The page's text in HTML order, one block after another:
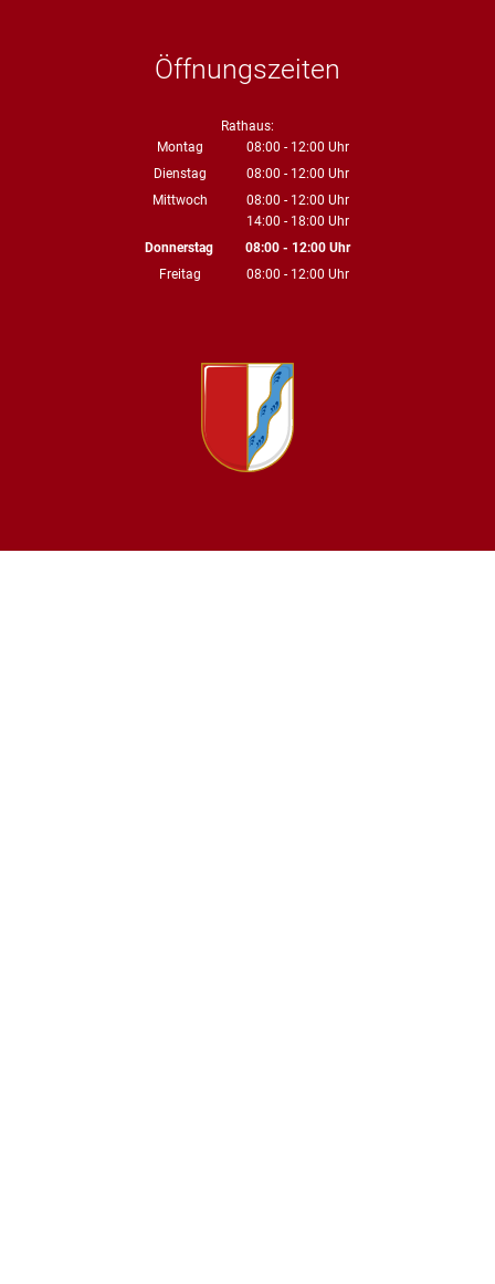
Öffnungszeiten
Rathaus:
Montag
08:00 - 12:00 Uhr
Von 08:00 bis 12:00 Uhr
Dienstag 08:00 - 12:00 Uhr
Von 08:00 bis 12:00 Uhr
Mittwoch 08:00 - 12:00 Uhr
Von 08:00 bis 12:00 Uhr
14:00 - 18:00 Uhr
Von 14:00 bis 18:00 Uhr
Donnerstag 08:00- 12:00Uhr
Von 08:00 bis 12:00 Uhr
Freitag 08:00 - 12:00 Uhr